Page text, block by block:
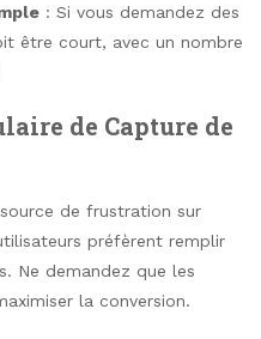
: Si vous demandez des
être court, avec un nombre
de Capture de
de frustration sur
préfèrent remplir
Ne demandez que les
la conversion.